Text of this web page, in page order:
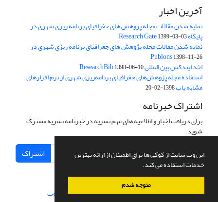
این وب سایت از کوکی ها برای اطمینان از ارائه بهترین
خدمات استفاده می کند.
متوجه شدم
آخرین اخبار
نمایه شدن مقالات مجله پژوهش های جغرافیای برنامه ریزی شهری در
پایگاه Research Gate1399-03-03
نمایه شدن مقالات مجله پژوهش های جغرافیای برنامه ریزی شهری در
Publons1398-11-26
اخذ ایندکس بین المللی ResearchBib1398-06-10
استفاده مجله پژوهش‌های جغرافیای برنامه‌ریزی شهری از نرم افزارهای
مشابه یاب1398-02-20
اشتراک خبرنامه
برای دریافت اخبار و اطلاعیه های مهم نشریه در خبرنامه نشریه مشترک
شوید.
اشتراک
سامانه مدیریت نشریات علمی.طراحی و پیاده سازی از سیناوب